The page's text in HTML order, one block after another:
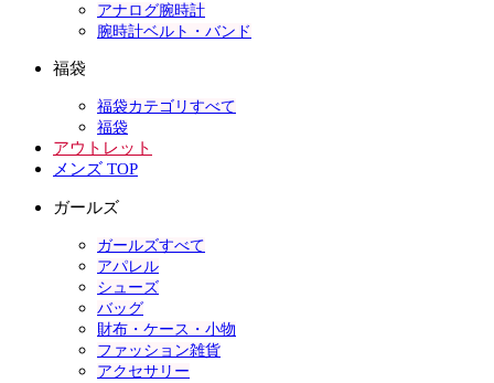
アナログ腕時計
腕時計ベルト・バンド
福袋
福袋カテゴリすべて
福袋
アウトレット
メンズ TOP
ガールズ
ガールズすべて
アパレル
シューズ
バッグ
財布・ケース・小物
ファッション雑貨
アクセサリー